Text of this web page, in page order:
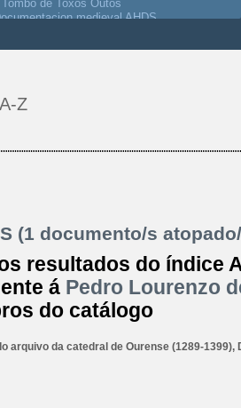
Z
(1 documento/s
resultados do índice
á Pedro Lourenzo
do catálogo
arquivo da catedral de Ourense (1289-1399),